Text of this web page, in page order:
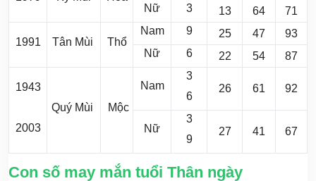
Nữ
3 13 64 71
1991 Tân Mùi Thổ
Nam 9 25 47
93
Nữ
6 22 54 87
1943
2003
Quý Mùi Mộc
Nam
3
6
26 61 92
Nữ
3
9
27 41 67
Con số may mắn tuổi Thân ngày